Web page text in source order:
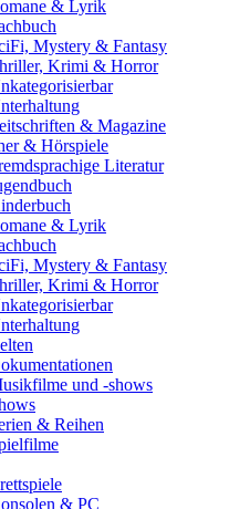
& Lyrik
Mystery & Fantasy
Krimi & Horror
& Magazine
& Hörspiele
Literatur
& Lyrik
Mystery & Fantasy
Krimi & Horror
und -shows
& Reihen
& PC